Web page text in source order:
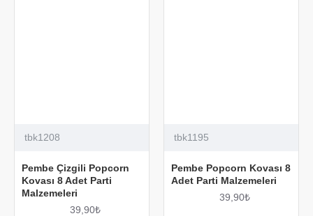
tbk1208
Pembe Çizgili Popcorn
Kovası 8 Adet Parti
Malzemeleri
39,90₺
tbk1195
Pembe Popcorn Kovası 8
Adet Parti Malzemeleri
39,90₺